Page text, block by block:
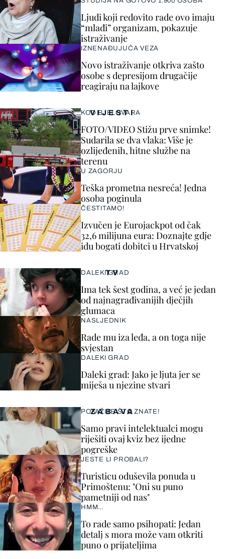
VIJESTI
KOD BJELOVARA
FOTO/VIDEO Stižu prve snimke!
Sudarila se dva vlaka: Više je
ozlijeđenih, hitne službe na
terenu
U ZAGORJU
Teška prometna nesreća! Jedna
osoba poginula
ČESTITAMO!
Izvučen je Eurojackpot od čak
32,6 milijuna eura: Doznajte gdje
idu bogati dobitci u Hrvatskoj
Ljudi koji redovito rade ovo imaju
“mlađi” organizam, pokazuje
istraživanje
IZNENAĐUJUĆA VEZA
Novo istraživanje otkriva zašto
osobe s depresijom drugačije
reagiraju na lajkove
ZABAVA
POKAŽITE ŠTO ZNATE!
Samo pravi intelektualci mogu
riješiti ovaj kviz bez ijedne
pogreške
JESTE LI PROBALI?
Turisticu oduševila ponuda u
Primoštenu: "Oni su puno
pametniji od nas"
HMM…
To rade samo psihopati: Jedan
detalj s mora može vam otkriti
puno o prijateljima
TV
DALEKI GRAD
Ima tek šest godina, a već je jedan
od najnagrađivanijih dječjih
glumaca
NASLJEDNIK
Rade mu iza leđa, a on toga nije
svjestan
DALEKI GRAD
Daleki grad: Jako je ljuta jer se
miješa u njezine stvari